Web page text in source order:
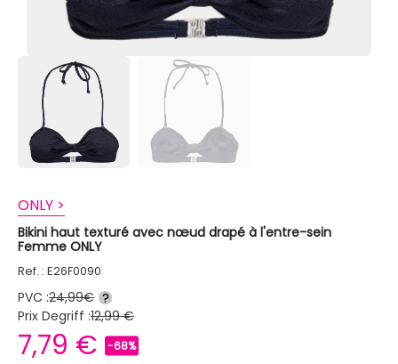
ONLY >
Bikini haut texturé avec nœud drapé à l'entre-sein
Femme ONLY
Ref. : E26F0090
PVC :24,99€ ?
Prix Degriff :12,99 €
7,79 € -68%